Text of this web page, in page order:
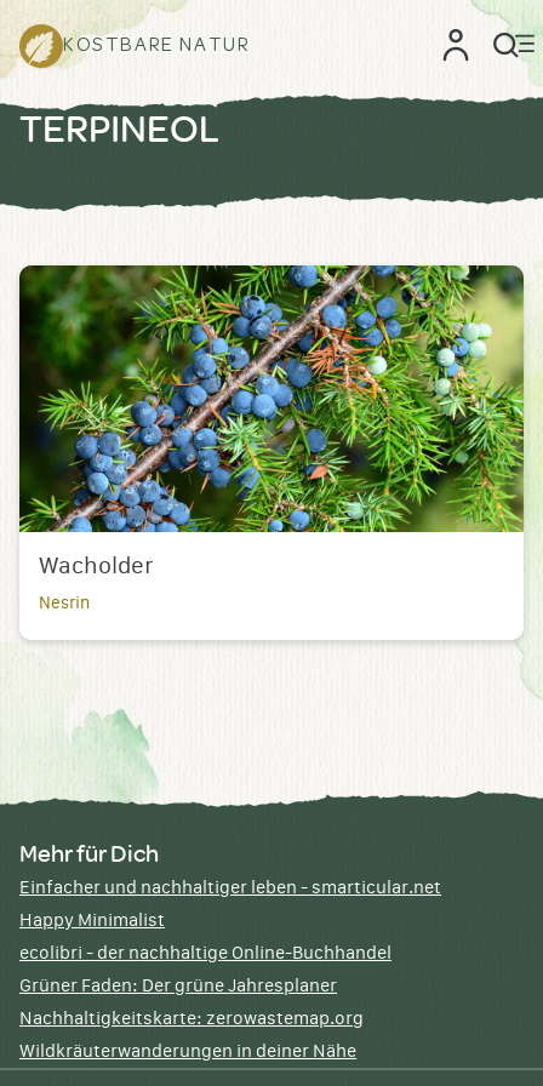
KOSTBARE NATUR
TERPINEOL
Wacholder
Nesrin
Mehr für Dich
Einfacher und nachhaltiger leben - smarticular.net
Happy Minimalist
ecolibri - der nachhaltige Online-Buchhandel
Grüner Faden: Der grüne Jahresplaner
Nachhaltigkeitskarte: zerowastemap.org
Wildkräuterwanderungen in deiner Nähe